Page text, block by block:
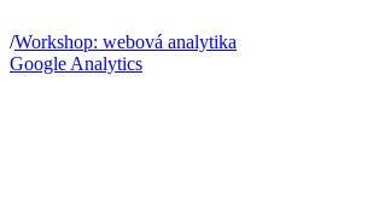
/Workshop: webová analytika
Google Analytics